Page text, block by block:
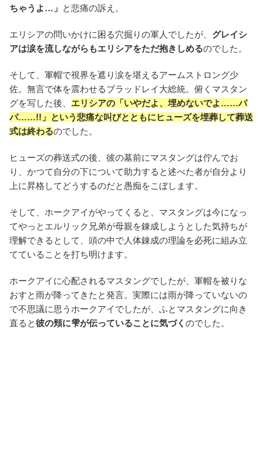
ちゃうよ…」 と悲痛の訴え。
エリシアの問いかけに困る穴掘りの軍人でしたが、 グレイシ
アは涙を流しながらもエリシアをただ抱きしめるのでした。
そして、軍帽で視界を遮り涙を堪えるアームストロング少
佐。無言で体を震わせるブラッドレイ大総統。俯くマスタン
グを写した後、 エリシアの「いやだよ、埋めないでよ……パ
パ……!!」という悲痛な叫びとともにヒューズを埋葬して葬送
式は終わるのでした。
ヒューズの葬送式の後、彼の墓前にマスタングは佇んでお
り、かつて自分の下について助力すると述べた者が自分より
上に昇格してどうするのだと愚痴をこぼします。
そして、ホークアイがやってくると、マスタングは今になっ
てやっとエルリック兄弟が母親を錬成しようとした気持ちが
理解できるとして、頭の中で人体錬成の理論を必死に組み立
てていることを打ち明けます。
ホークアイに心配されるマスタングでしたが、軍帽を被りな
おすと雨が降ってきたと発言。実際には雨が降っていないの
で不思議に思うホークアイでしたが、ふとマスタングに向き
直ると彼の頬に雫が伝っていることに気づく のでした。